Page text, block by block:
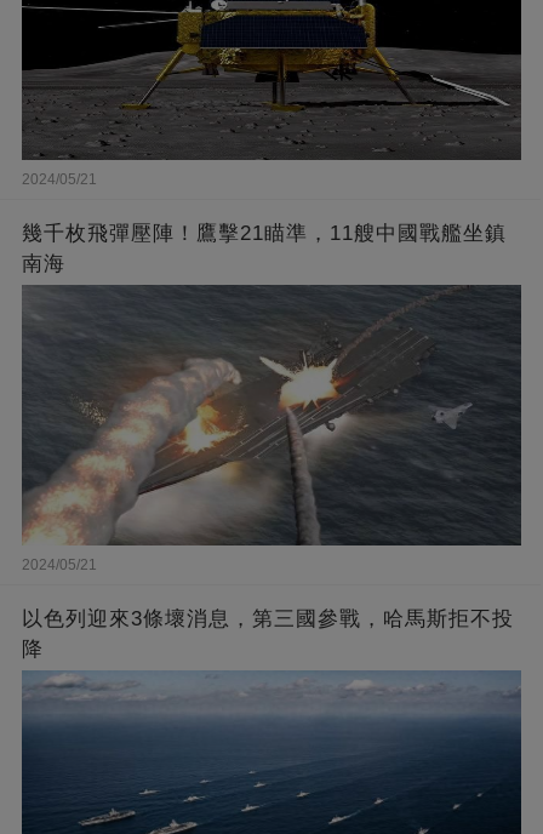
2024/05/21
幾千枚飛彈壓陣！鷹擊21瞄準，11艘中國戰艦坐鎮
南海
2024/05/21
以色列迎來3條壞消息，第三國參戰，哈馬斯拒不投
降